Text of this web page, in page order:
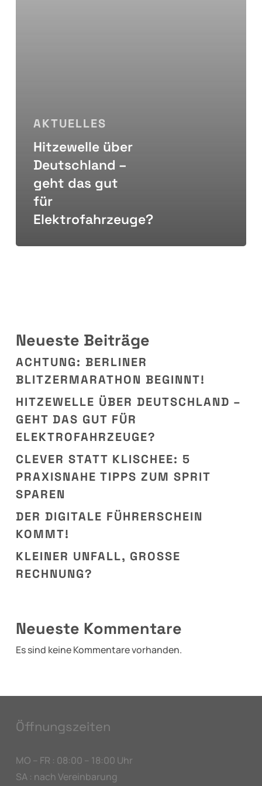
AKTUELLES
Hitzewelle über
Deutschland –
geht das gut
für
Elektrofahrzeuge?
Neueste Beiträge
ACHTUNG: BERLINER
BLITZERMARATHON BEGINNT!
HITZEWELLE ÜBER DEUTSCHLAND –
GEHT DAS GUT FÜR
ELEKTROFAHRZEUGE?
CLEVER STATT KLISCHEE: 5
PRAXISNAHE TIPPS ZUM SPRIT
SPAREN
DER DIGITALE FÜHRERSCHEIN
KOMMT!
KLEINER UNFALL, GROSSE R
ECHNUNG?
Neueste Kommentare
Es sind keine Kommentare vorhanden.
Öffnungszeiten
MO – FR : 08:00 – 18:00 Uhr
SA : nach Vereinbarung